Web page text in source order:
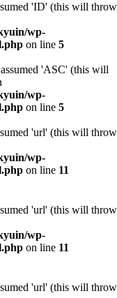
'ID' (this will throw
wp-
on line 5
'ASC' (this will
wp-
on line 5
'url' (this will throw
wp-
on line 11
'url' (this will throw
wp-
on line 11
'url' (this will throw